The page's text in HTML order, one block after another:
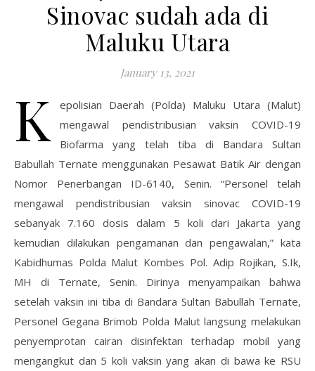
Sinovac sudah ada di
Maluku Utara
January 13, 2021
K
epolisian Daerah (Polda) Maluku Utara (Malut)
mengawal pendistribusian vaksin COVID-19
Biofarma yang telah tiba di Bandara Sultan
Babullah Ternate menggunakan Pesawat Batik Air dengan
Nomor Penerbangan ID-6140, Senin. “Personel telah
mengawal pendistribusian vaksin sinovac COVID-19
sebanyak 7.160 dosis dalam 5 koli dari Jakarta yang
kemudian dilakukan pengamanan dan pengawalan,” kata
Kabidhumas Polda Malut Kombes Pol. Adip Rojikan, S.Ik,
MH di Ternate, Senin. Dirinya menyampaikan bahwa
setelah vaksin ini tiba di Bandara Sultan Babullah Ternate,
Personel Gegana Brimob Polda Malut langsung melakukan
penyemprotan cairan disinfektan terhadap mobil yang
mengangkut dan 5 koli vaksin yang akan di bawa ke RSU